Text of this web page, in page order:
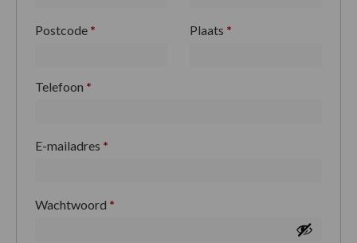
Postcode * Plaats *
Telefoon *
E-mailadres *
Wachtwoord *